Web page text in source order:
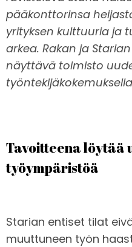
pääkonttorinsa
yrityksen kulttuuria ja
arkea. Rakan ja
näyttävä toimisto
Tavoitteena löytää
työympäristöä
Starian entiset tilat
muuttuneen työn